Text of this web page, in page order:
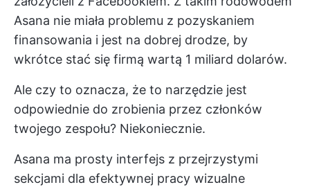
Asana nie miała problemu z pozyskaniem
finansowania i jest na dobrej drodze, by
wkrótce stać się firmą wartą 1 miliard dolarów.
Ale czy to oznacza, że to narzędzie jest
odpowiednie do zrobienia przez członków
twojego zespołu? Niekoniecznie.
Asana ma prosty interfejs z przejrzystymi
sekcjami dla efektywnej pracy wizualne